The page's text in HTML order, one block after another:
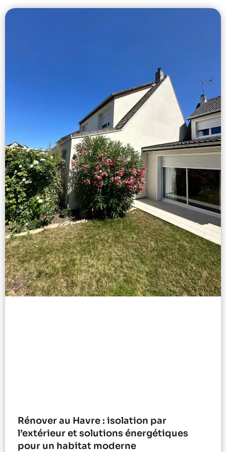
Rénover au Havre : isolation par
l’extérieur et solutions énergétiques
pour un habitat moderne